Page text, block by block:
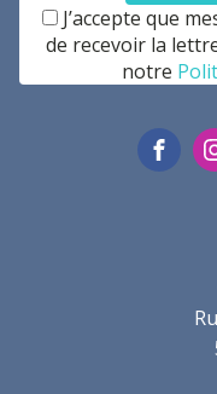
J’accepte que
de recevoir la
notre